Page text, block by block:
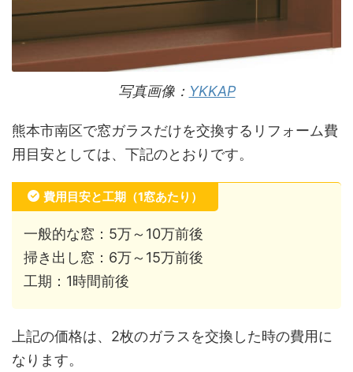
写真画像： YKKAP
熊本市南区で窓ガラスだけを交換するリフォーム費
用目安としては、下記のとおりです。
費用目安と工期（1窓あたり）
一般的な窓：5万～10万前後
掃き出し窓：6万～15万前後
工期：1時間前後
上記の価格は、2枚のガラスを交換した時の費用に
なります。